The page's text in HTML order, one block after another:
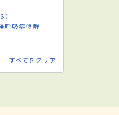
呼吸症候群
すべてをクリア